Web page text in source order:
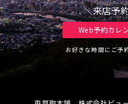
＼来店予
Web予約カレ
お好きな時間にご予